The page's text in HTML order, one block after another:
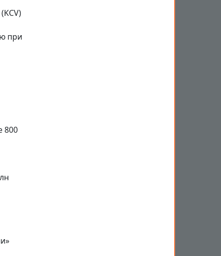
при
800